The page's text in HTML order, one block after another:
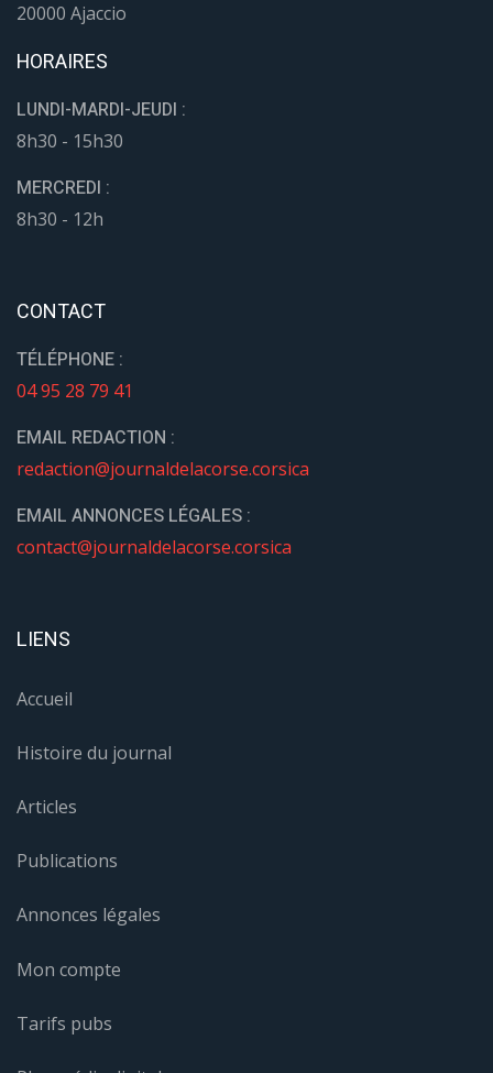
20000 Ajaccio
HORAIRES
LUNDI-MARDI-JEUDI :
8h30 - 15h30
MERCREDI :
8h30 - 12h
CONTACT
TÉLÉPHONE :
04 95 28 79 41
EMAIL REDACTION :
redaction@journaldelacorse.corsica
EMAIL ANNONCES LÉGALES :
contact@journaldelacorse.corsica
LIENS
Accueil
Histoire du journal
Articles
Publications
Annonces légales
Mon compte
Tarifs pubs